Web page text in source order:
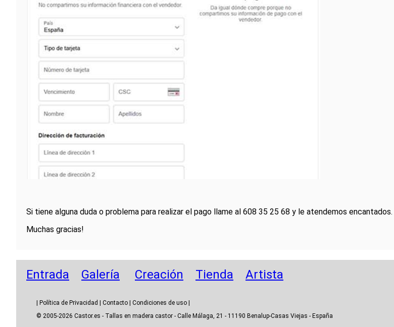
Si tiene alguna duda o problema para realizar el pago llame al 608 35 25 68 y le atendemos encantados.
Muchas gracias!
Entrada Galería Creación Tienda Artista
Política de Privacidad Contacto Condiciones de uso
© 2005-2026 Castor.es - Tallas en madera castor - Calle Málaga, 21 - 11190 Benalup-Casas Viejas - España